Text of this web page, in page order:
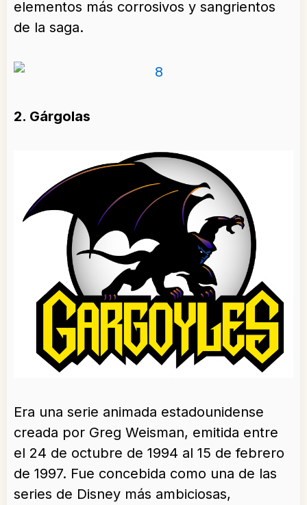
elementos más corrosivos y sangrientos
de la saga.
2. Gárgolas
Era una serie animada estadounidense
creada por Greg Weisman, emitida entre
el 24 de octubre de 1994 al 15 de febrero
de 1997. Fue concebida como una de las
series de Disney más ambiciosas,